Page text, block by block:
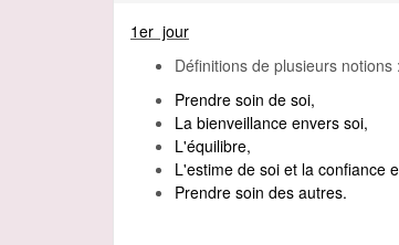
1er jour
Définitions de plusieurs notions :
Prendre soin de soi,
La bienveillance envers soi,
L'équilibre,
L'estime de soi et la confiance
Prendre soin des autres.